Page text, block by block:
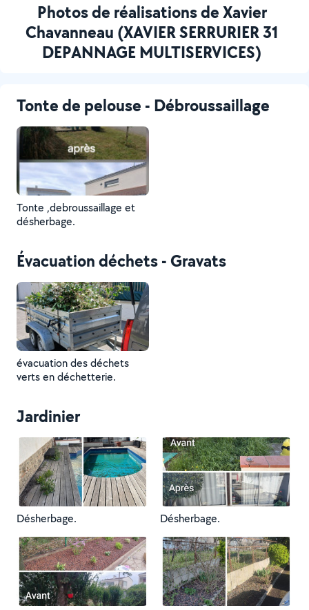
Photos de réalisations de Xavier
Chavanneau (XAVIER SERRURIER 31
DEPANNAGE MULTISERVICES)
Tonte de pelouse - Débroussaillage
Tonte ,debroussaillage et
désherbage.
Évacuation déchets - Gravats
évacuation des déchets
verts en déchetterie.
Jardinier
Désherbage. Désherbage.